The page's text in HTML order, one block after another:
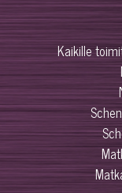
Kaikille